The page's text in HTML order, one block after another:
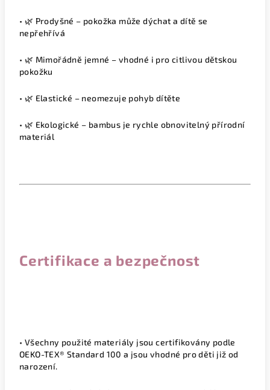
• 🌿 Prodyšné – pokožka může dýchat a dítě se
nepřehřívá
• 🌿 Mimořádně jemné – vhodné i pro citlivou dětskou
pokožku
• 🌿 Elastické – neomezuje pohyb dítěte
• 🌿 Ekologické – bambus je rychle obnovitelný přírodní
materiál
Certifikace a bezpečnost
• Všechny použité materiály jsou certifikovány podle
OEKO-TEX® Standard 100 a jsou vhodné pro děti již od
narození.